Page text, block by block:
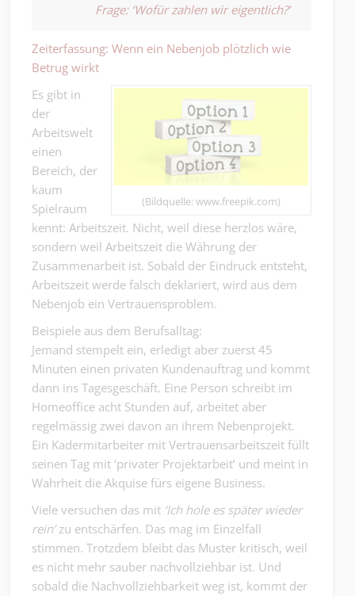
Frage: ‘Wofür zahlen wir eigentlich?’
Zeiterfassung: Wenn ein Nebenjob plötzlich wie
Betrug wirkt
(Bildquelle: www.freepik.com)
Es gibt in
der
Arbeitswelt
einen
Bereich, der
kaum
Spielraum
kennt: Arbeitszeit. Nicht, weil diese herzlos wäre,
sondern weil Arbeitszeit die Währung der
Zusammenarbeit ist. Sobald der Eindruck entsteht,
Arbeitszeit werde falsch deklariert, wird aus dem
Nebenjob ein Vertrauensproblem.
Beispiele aus dem Berufsalltag:
Jemand stempelt ein, erledigt aber zuerst 45
Minuten einen privaten Kundenauftrag und kommt
dann ins Tagesgeschäft. Eine Person schreibt im
Homeoffice acht Stunden auf, arbeitet aber
regelmässig zwei davon an ihrem Nebenprojekt.
Ein Kadermitarbeiter mit Vertrauensarbeitszeit füllt
seinen Tag mit ‘privater Projektarbeit’ und meint in
Wahrheit die Akquise fürs eigene Business.
Viele versuchen das mit ‘Ich hole es später wieder
rein’zu entschärfen. Das mag im Einzelfall
stimmen. Trotzdem bleibt das Muster kritisch, weil
es nicht mehr sauber nachvollziehbar ist. Und
sobald die Nachvollziehbarkeit weg ist, kommt der